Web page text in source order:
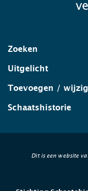
Zoeken
Uitgelicht
Toevoegen /
Schaatshistorie
Dit is een website